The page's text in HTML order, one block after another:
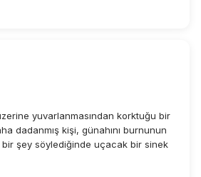
yuvarlanmasından korktuğu bir
dadanmış kişi, günahını burnunun
şey söylediğinde uçacak bir sinek